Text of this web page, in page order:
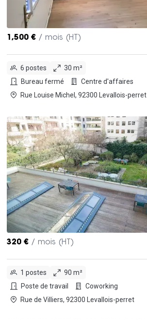
1,500 € / mois (HT)
6 postes
30 m²
Bureau fermé
Centre d'affaires
Rue Louise Michel, 92300 Levallois-perret
320 € / mois (HT)
1 postes
90 m²
Poste de travail
Coworking
Rue de Villiers, 92300 Levallois-perret